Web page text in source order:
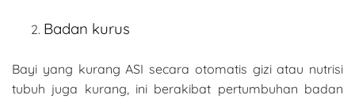
Badan kurus
Bayi yang kurang ASI secara otomatis gizi atau nutrisi
tubuh juga kurang, ini berakibat pertumbuhan badan